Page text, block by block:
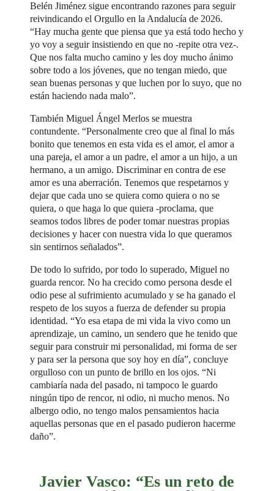
Belén Jiménez sigue encontrando razones para seguir
reivindicando el Orgullo en la Andalucía de 2026.
“Hay mucha gente que piensa que ya está todo hecho y
yo voy a seguir insistiendo en que no -repite otra vez-.
Que nos falta mucho camino y les doy mucho ánimo
sobre todo a los jóvenes, que no tengan miedo, que
sean buenas personas y que luchen por lo suyo, que no
están haciendo nada malo”.
También Miguel Ángel Merlos se muestra
contundente. “Personalmente creo que al final lo más
bonito que tenemos en esta vida es el amor, el amor a
una pareja, el amor a un padre, el amor a un hijo, a un
hermano, a un amigo. Discriminar en contra de ese
amor es una aberración. Tenemos que respetarnos y
dejar que cada uno se quiera como quiera o no se
quiera, o que haga lo que quiera -proclama, que
seamos todos libres de poder tomar nuestras propias
decisiones y hacer con nuestra vida lo que queramos
sin sentirnos señalados”.
De todo lo sufrido, por todo lo superado, Miguel no
guarda rencor. No ha crecido como persona desde el
odio pese al sufrimiento acumulado y se ha ganado el
respeto de los suyos a fuerza de defender su propia
identidad. “Yo esa etapa de mi vida la vivo como un
aprendizaje, un camino, un sendero que he tenido que
seguir para construir mi personalidad, mi forma de ser
y para ser la persona que soy hoy en día”, concluye
orgulloso con un punto de brillo en los ojos. “Ni
cambiaría nada del pasado, ni tampoco le guardo
ningún tipo de rencor, ni odio, ni mucho menos. No
albergo odio, no tengo malos pensamientos hacia
aquellas personas que en el pasado pudieron hacerme
daño”.
Javier Vasco: “Es un reto de